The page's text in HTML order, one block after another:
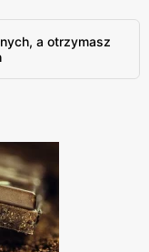
a otrzymasz